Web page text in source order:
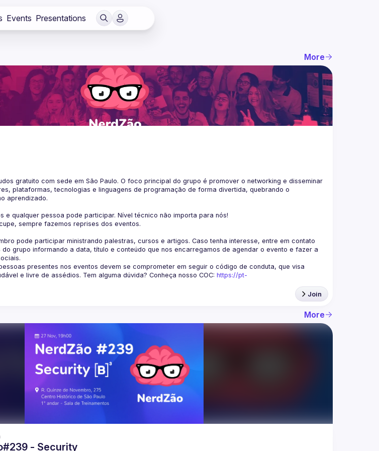
Events Presentations
More
gratuito com sede em São Paulo. O foco principal do grupo é promover o networking e disseminar
plataformas, tecnologias e linguagens de programação de forma divertida, quebrando o
aprendizado.
e qualquer pessoa pode participar. Nível técnico não importa para nós!
sempre fazemos reprises dos eventos.
pode participar ministrando palestras, cursos e artigos. Caso tenha interesse, entre em contato
grupo informando a data, título e conteúdo que nos encarregamos de agendar o evento e fazer a
presentes nos eventos devem se comprometer em seguir o código de conduta, que visa
e livre de assédios. Tem alguma dúvida? Conheça nosso COC: https://pt-
Join
More
- Security